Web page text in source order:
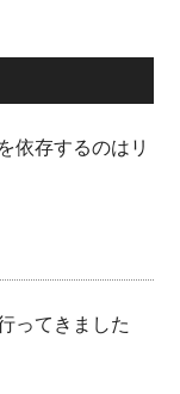
依存するのはリ
ってきました